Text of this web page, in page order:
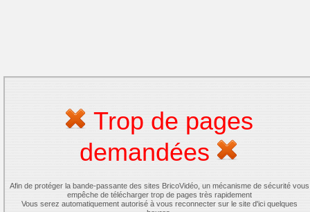
Trop de pages
demandées
Afin de protéger la bande-passante des sites BricoVidéo, un mécanisme de sécurité vous
empêche de télécharger trop de pages très rapidement
Vous serez automatiquement autorisé à vous reconnecter sur le site d'ici quelques